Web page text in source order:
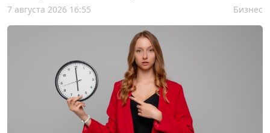
7 августа 2026 16:55 Бизнес